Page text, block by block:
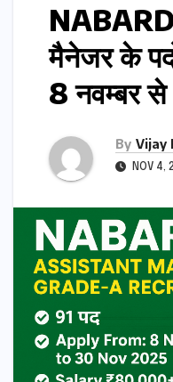
मैनेजर के
8 नवम्बर
By Vijay
NOV 4,